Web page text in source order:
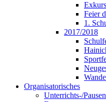
Feier
1.
2017/2018
Organisatorisches
Unterrichts-/